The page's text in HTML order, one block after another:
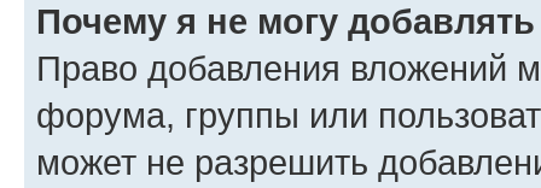
Почему я не могу
Право добавления вложений
форума, группы или
может не разрешить